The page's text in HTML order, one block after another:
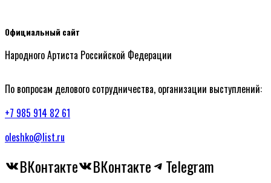
Официальный сайт
Народного Артиста Российской Федерации
По вопросам делового сотрудничества, организации выступлений:
+7 985 914 82 61
oleshko@list.ru
ВКонтакте ВКонтакте Telegram